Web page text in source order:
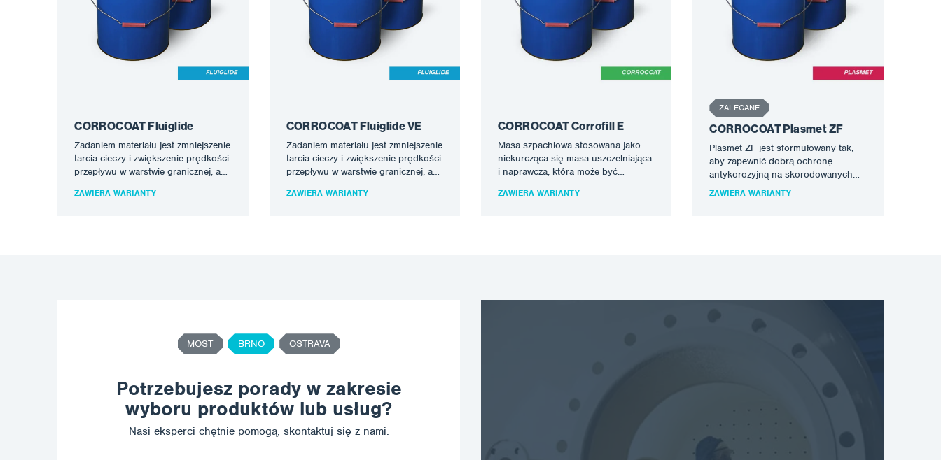
CORROCOAT Fluiglide
Zadaniem materiału jest zmniejszenie
tarcia cieczy i zwiększenie prędkości
przepływu w warstwie granicznej, a
zapotrzebowania na moc…
ZAWIERA WARIANTY
CORROCOAT Fluiglide VE
Zadaniem materiału jest zmniejszenie
tarcia cieczy i zwiększenie prędkości
przepływu w warstwie granicznej, a
zapotrzebowania na moc…
ZAWIERA WARIANTY
CORROCOAT Corrofill E
Masa szpachlowa stosowana jako
niekurcząca się masa uszczelniająca
i naprawcza, która może być
poliestrową lub winyloestrową
ZAWIERA WARIANTY
ZALECANE
CORROCOAT Plasmet ZF
Plasmet ZF jest sformułowany tak,
aby zapewnić dobrą ochronę
antykorozyjną na skorodowanych
metalach z minimalną obróbką
ZAWIERA WARIANTY
MOST BRNO OSTRAVA
Potrzebujesz porady w zakresie
wyboru produktów lub usług?
Nasi eksperci chętnie pomogą, skontaktuj się z nami.